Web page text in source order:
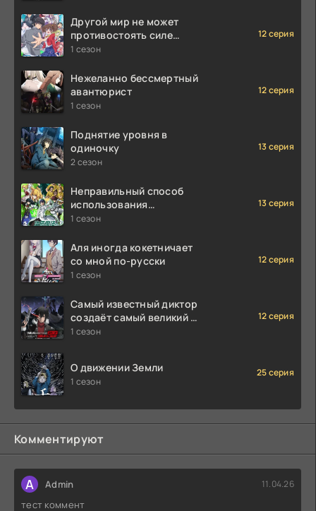
Другой мир не может
противостоять силе
мгновенной смерти
1 сезон
12 серия
Нежеланно бессмертный
авантюрист
1 сезон
12 серия
Поднятие уровня в
одиночку
2 сезон
13 серия
Неправильный способ
использования
исцеляющей магии
1 сезон
13 серия
Аля иногда кокетничает
со мной по-русски
1 сезон
12 серия
Самый известный диктор
создаёт самый великий в
мире клан
1 сезон
12 серия
О движении Земли
1 сезон
25 серия
Комментируют
A Admin 11.04.26
тест коммент